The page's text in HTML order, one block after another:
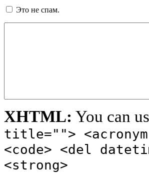
Это не спам.
XHTML: You can
title="">
<code> <del
<strong>